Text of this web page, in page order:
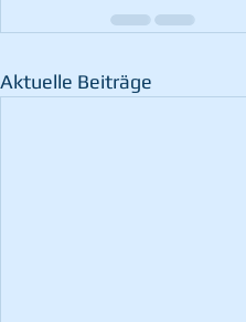
Aktuelle Beiträge